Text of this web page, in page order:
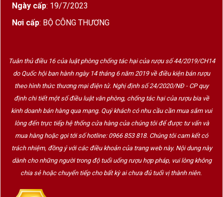
Ngày cấp: 19/7/2023
Nơi cấp: BỘ CÔNG THƯƠNG
Tuân thủ điều 16 của luật phòng chống tác hại của rượu số 44/2019/CH14
do Quốc hội ban hành ngày 14 tháng 6 năm 2019 về điều kiện bán rượu
theo hình thức thương mại điện tử. Nghị định số 24/2020/NĐ - CP quy
định chi tiết một số điều luật văn phòng, chống tác hại của rượu bia về
kinh doanh bán hàng qua mạng. Quý khách có nhu cầu cần mua sắm vui
lòng đến trực tiếp hệ thống cửa hàng của chúng tôi để được tư vấn và
mua hàng hoặc gọi tới số hotline: 0966 853 818. Chúng tôi cam kết có
trách nhiệm, đồng ý với các điều khoản của trang web này. Nội dung này
dành cho những người trong độ tuổi uống rượu hợp pháp, vui lòng không
chia sẻ hoặc chuyển tiếp cho bất kỳ ai chưa đủ tuổi vị thành niên.